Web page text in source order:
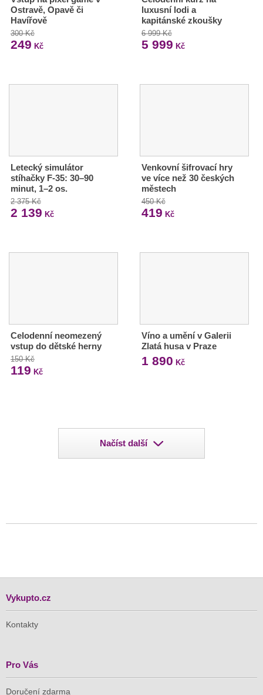
Ostravě, Opavě či
Havířově
300 Kč
249 Kč
luxusní lodi a
kapitánské zkoušky
6 999 Kč
5 999 Kč
Letecký simulátor
stíhačky F-35: 30–90
minut, 1–2 os.
2 375 Kč
2 139 Kč
Venkovní šifrovací hry
ve více než 30 českých
městech
450 Kč
419 Kč
Celodenní neomezený
vstup do dětské herny
150 Kč
119 Kč
Víno a umění v Galerii
Zlatá husa v Praze
1 890 Kč
Načíst další
Vykupto.cz
Kontakty
Pro Vás
Doručení zdarma